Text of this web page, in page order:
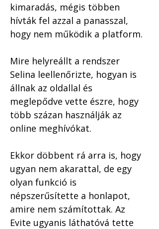
kimaradás, mégis többen
hívták fel azzal a panasszal,
hogy nem működik a platform.
Mire helyreállt a rendszer
Selina leellenőrizte, hogyan is
állnak az oldallal és
meglepődve vette észre, hogy
több százan használják az
online meghívókat.
Ekkor döbbent rá arra is, hogy
ugyan nem akarattal, de egy
olyan funkció is
népszerűsítette a honlapot,
amire nem számítottak. Az
Evite ugyanis láthatóvá tette